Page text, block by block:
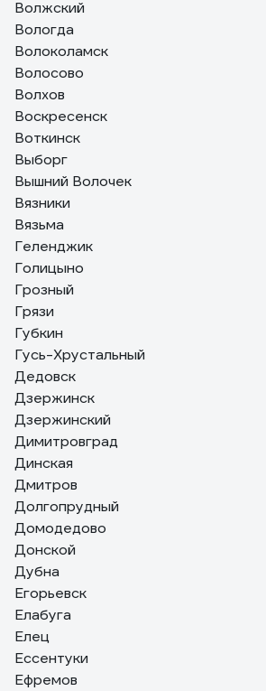
Волжский
Вологда
Волоколамск
Волосово
Волхов
Воскресенск
Воткинск
Выборг
Вышний Волочек
Вязники
Вязьма
Геленджик
Голицыно
Грозный
Грязи
Губкин
Гусь-Хрустальный
Дедовск
Дзержинск
Дзержинский
Димитровград
Динская
Дмитров
Долгопрудный
Домодедово
Донской
Дубна
Егорьевск
Елабуга
Елец
Ессентуки
Ефремов